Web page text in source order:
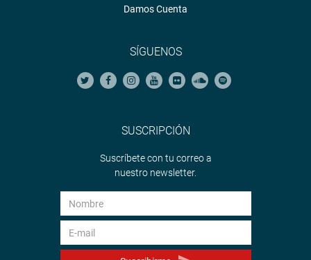
Damos Cuenta
SÍGUENOS
SUSCRIPCIÓN
Suscríbete con tu correo a
nuestro newsletter.